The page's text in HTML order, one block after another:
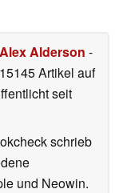
Alex Alderson -
Artikel auf
seit
schrieb
und Neowin.